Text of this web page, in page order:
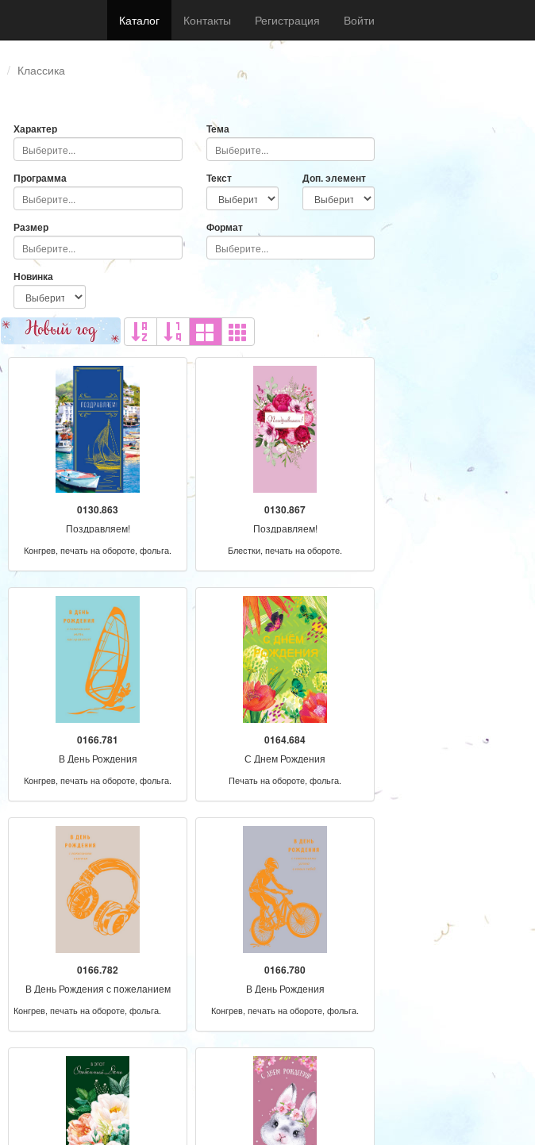
Каталог Контакты Регистрация Войти
Классика
Характер Тема
Программа Текст Доп. элемент
Размер Формат
Новинка
0130.863
Поздравляем!
Конгрев, печать на обороте, фольга.
0130.867
Поздравляем!
Блестки, печать на обороте.
0166.781
В День Рождения
Конгрев, печать на обороте, фольга.
0164.684
С Днем Рождения
Печать на обороте, фольга.
0166.782
В День Рождения с пожеланием
счастья
Конгрев, печать на обороте, фольга.
0166.780
В День Рождения
Конгрев, печать на обороте, фольга.